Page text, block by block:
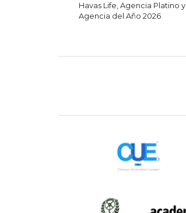
Havas Life, Agencia Platino y
Agencia del Año 2026